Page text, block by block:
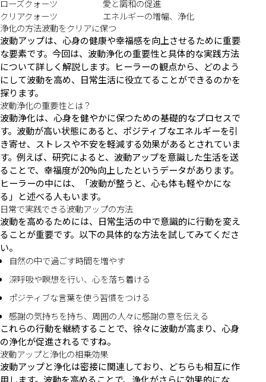
ローズクォーツ
愛と調和の促進
クリアクォーツ
エネルギーの増幅、浄化
浄化の方法波動をクリアに保つ
波動アップは、心身の健康や幸福感を向上させるために重要
な要素です。今回は、波動浄化の重要性と具体的な実践方法
について詳しく解説します。ヒーラーの観点から、どのよう
にして波動を高め、日常生活に役立てることができるのかを
探ります。
波動浄化の重要性とは？
波動浄化は、心身を健やかに保つための基礎的なプロセスで
す。波動が高い状態にあると、ポジティブなエネルギーを引
き寄せ、ストレスや不安を軽減する効果があるとされていま
す。例えば、研究によると、波動アップを意識した生活を送
ることで、幸福度が20%向上したというデータがあります。
ヒーラーの中には、「波動が整うと、心も体も軽やかにな
る」と述べる人もいます。
日常で実践できる波動アップの方法
波動を高めるためには、日常生活の中で意識的に行動を変え
ることが重要です。以下の具体的な方法を試してみてくださ
い。
自然の中で過ごす時間を増やす
深呼吸や瞑想を行い、心を落ち着ける
ポジティブな言葉を使う習慣をつける
感謝の気持ちを持ち、周囲の人々に感謝の意を伝える
これらの行動を継続することで、徐々に波動が高まり、心身
の浄化が促進されるですね。
波動アップと浄化の相乗効果
波動アップと浄化は密接に関連しており、どちらも相互に作
用します。波動を高めることで、浄化がさらに効果的にな